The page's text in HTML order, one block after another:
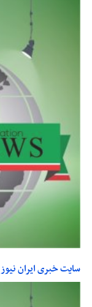
سایت خبری ایران نیوز